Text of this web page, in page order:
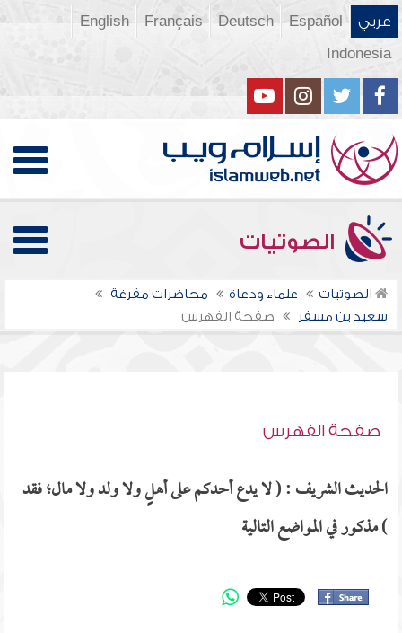
عربي Español
Deutsch
Français
English
Indonesia
الصوتيات
الصوتيات علماء ودعاة
محاضرات مفرغة
سعيد بن مسفر
صفحة الفهرس
صفحة الفهرس
الحديث الشريف : ( لا يدع أحدكم على أهلٍ ولا ولد ولا مال؛ فقد
) مذكور في المواضع التالية